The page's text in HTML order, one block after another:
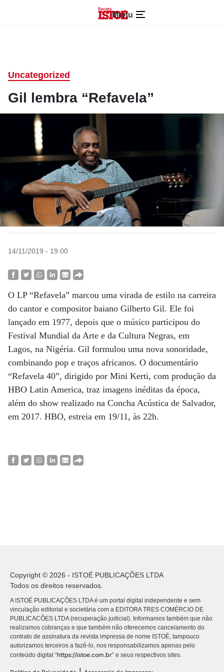
Menu
Uncategorized
Gil lembra “Refavela”
14/11/2019 - 19:00
O LP “Refavela” marcou uma virada de estilo na carreira
do cantor e compositor baiano Gilberto Gil. Ele foi
lançado em 1977, depois que o músico participou do
Festival Mundial da Arte e da Cultura Negras, em
Lagos, na Nigéria. Gil formulou uma nova sonoridade,
combinando pop e traços africanos. O documentário
“Refavela 40”, dirigido por Mini Kerti, com produção da
HBO Latin America, traz imagens inéditas da época,
além do show realizado na Concha Acústica de Salvador,
em 2017. HBO, estreia em 19/11, às 22h.
Copyright © 2026 - ISTOÉ PUBLICAÇÕES LTDA
Todos os direitos reservados.
A ISTOÉ PUBLICAÇÕES LTDA é um portal digital independente e sem
vinculação editorial e societária com a EDITORA TRES COMÉRCIO DE
PUBLICACÕES LTDA (recuperação judicial). Informamos também que não
realizamos cobranças e que também não oferecemos cancelamento do
contrato de assinatura da revista impressa de nome ISTOÉ, tampouco
autorizamos terceiros a fazê-lo, nos responsabilizamos apenas pelo
conteúdo digital “https://istoe.com.br” e seus respectivos sites.